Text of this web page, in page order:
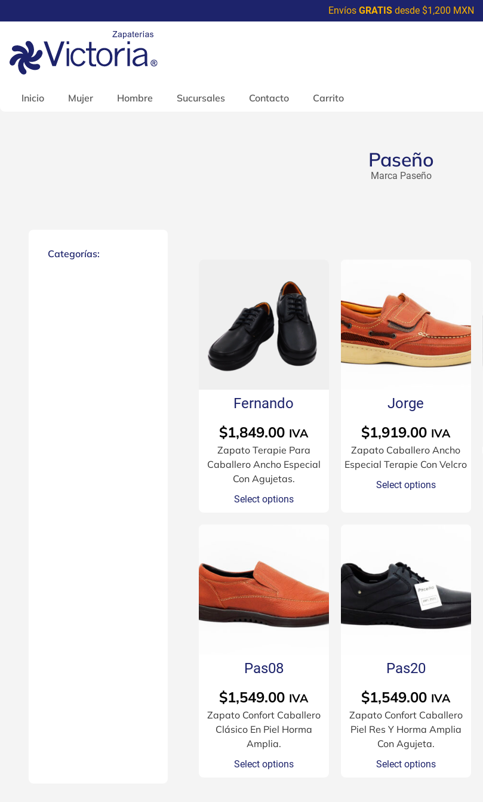
Envíos GRATIS desde $1,200 MXN
Inicio Mujer Hombre Sucursales Contacto Carrito
Paseño
Marca Paseño
Categorías:
Fernando
$1,849.00 IVA
Zapato Terapie Para
Caballero Ancho Especial
Con Agujetas.
Select options
Jorge
$1,919.00 IVA
Zapato Caballero Ancho
Especial Terapie Con Velcro
Select options
Pas08
$1,549.00 IVA
Zapato Confort Caballero
Clásico En Piel Horma
Amplia.
Select options
Pas20
$1,549.00 IVA
Zapato Confort Caballero
Piel Res Y Horma Amplia
Con Agujeta.
Select options